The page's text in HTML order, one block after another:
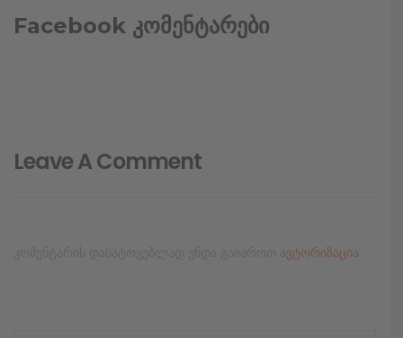
Facebook კომენტარები
Leave A Comment
ავტორიზაცია